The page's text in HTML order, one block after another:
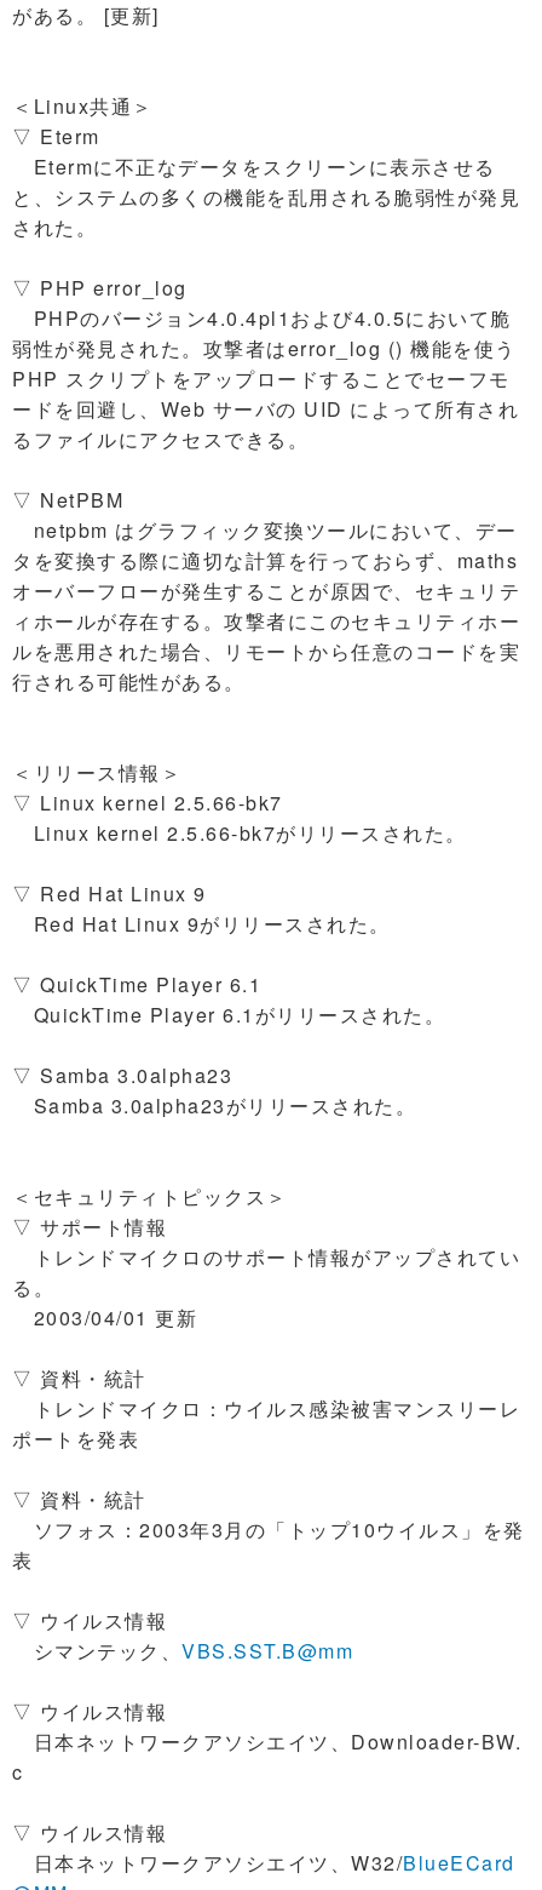
がある。 [更新]
＜Linux共通＞
▽ Eterm
Etermに不正なデータをスクリーンに表示させる
と、システムの多くの機能を乱用される脆弱性が発見
された。
▽ PHP error_log
PHPのバージョン4.0.4pl1および4.0.5において脆
弱性が発見された。攻撃者はerror_log () 機能を使う
PHP スクリプトをアップロードすることでセーフモ
ードを回避し、Web サーバの UID によって所有され
るファイルにアクセスできる。
▽ NetPBM
netpbm はグラフィック変換ツールにおいて、デー
タを変換する際に適切な計算を行っておらず、maths
オーバーフローが発生することが原因で、セキュリテ
ィホールが存在する。攻撃者にこのセキュリティホー
ルを悪用された場合、リモートから任意のコードを実
行される可能性がある。
＜リリース情報＞
▽ Linux kernel 2.5.66-bk7
Linux kernel 2.5.66-bk7がリリースされた。
▽ Red Hat Linux 9
Red Hat Linux 9がリリースされた。
▽ QuickTime Player 6.1
QuickTime Player 6.1がリリースされた。
▽ Samba 3.0alpha23
Samba 3.0alpha23がリリースされた。
＜セキュリティトピックス＞
▽ サポート情報
トレンドマイクロのサポート情報がアップされてい
る。
2003/04/01 更新
▽ 資料・統計
トレンドマイクロ：ウイルス感染被害マンスリーレ
ポートを発表
▽ 資料・統計
ソフォス：2003年3月の「トップ10ウイルス」を発
表
▽ ウイルス情報
シマンテック、 VBS.SST.B@mm
▽ ウイルス情報
日本ネットワークアソシエイツ、Downloader-BW.
c
▽ ウイルス情報
日本ネットワークアソシエイツ、W32/BlueECard